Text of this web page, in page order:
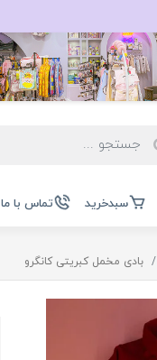
سبدخرید تماس با ما
بادی مخمل کبریتی کانگرو